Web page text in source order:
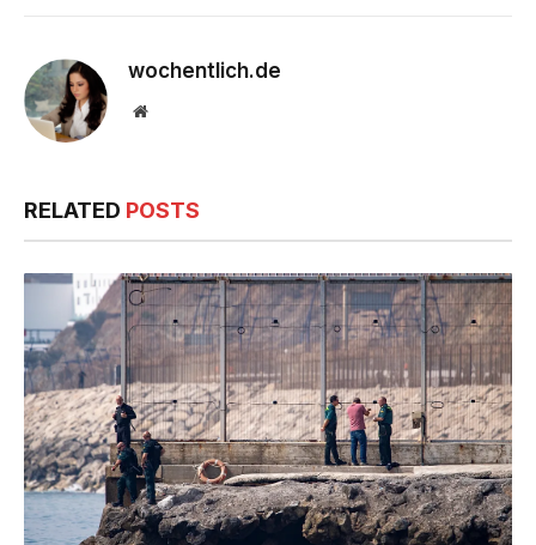
wochentlich.de
Website
RELATED POSTS